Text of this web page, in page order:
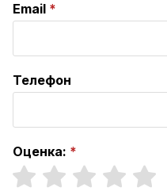
Email
Телефон
Оценка: